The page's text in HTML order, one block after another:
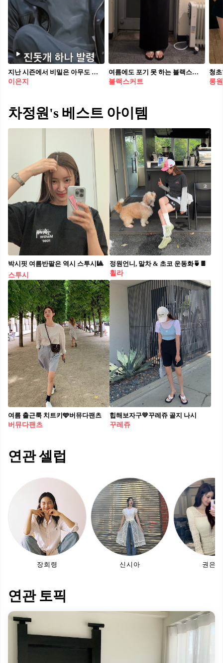
지난 시즌에서 비밀은 아무도 모르는 파격적인 이불 속 키스 씬으로 과몰입 유발했던 모솔들이 돌아왔습니다. 💋 썸메이커스들 머리 쥐어뜯게 만든 역대급 모솔 출연진 라인업 티저가 공개됐는데요. 포스터 속 표정들만 봐도 벌써 맛있다... 과몰입 유발 모태솔로들의 우당탕탕 첫 연애 도전기 <모태솔로지만 연애는 하고 싶어> 시즌2가 7월 7일 넷플릭스에서 공개됩니다. 우리 밥 먹으면서 다 같이 봐요,,❤️
이은지
여름에도 포기 못 하는 블랙스커트🖤 답답해 보이지 않는 블랙 롱스커트 코디💡@저장해
블랙스커트
롱
차정원's 베스트 아이템
박시핏 여름반팔은 역시 스투시🎱
스투시
정원언니, 말차 & 초코 운동화🍵🍫
휠라
여름 출근룩 치트키🩵버뮤다팬츠
버뮤다팬츠
힙해보자구💛꾸레쥬 골지 나시
꾸레쥬
연관 셀럽
장희령 신시아 권은비
연관 토픽